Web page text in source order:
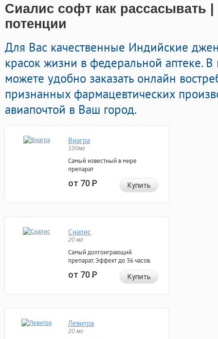
Сиалис софт как рассасывать |
потенции
Для Вас качественные Индийские
красок жизни в федеральной аптеке.
можете удобно заказать онлайн
признанных фармацевтических
авиапочтой в Ваш город.
Виагра
100мг
Самый известный в мире
препарат
от 70Р Купить
Сиалис
20 мг
Самый долгоиграющий
препарат. Эффект до 36 часов.
от 70Р Купить
Левитра
20 мг